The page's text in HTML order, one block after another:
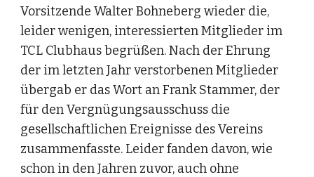
Vorsitzende Walter Bohneberg wieder die,
leider wenigen, interessierten Mitglieder im
TCL Clubhaus begrüßen. Nach der Ehrung
der im letzten Jahr verstorbenen Mitglieder
übergab er das Wort an Frank Stammer, der
für den Vergnügungsausschuss die
gesellschaftlichen Ereignisse des Vereins
zusammenfasste. Leider fanden davon, wie
schon in den Jahren zuvor, auch ohne